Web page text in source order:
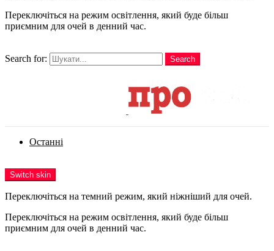
Переключіться на режим освітлення, який буде більш
приємним для очей в денний час.
Search for:
Search
Останні
Switch skin
Переключіться на темний режим, який ніжніший для очей.
Переключіться на режим освітлення, який буде більш
приємним для очей в денний час.